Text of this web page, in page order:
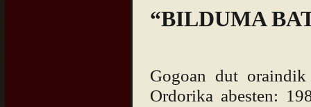
“BILDUMA
Gogoan dut
Ordorika abesten: